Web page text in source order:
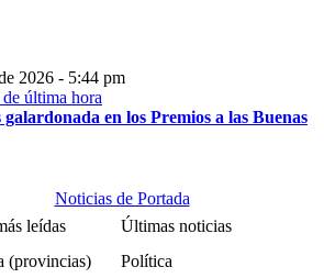
2026 - 5:44 pm
en los Premios a las Buenas
Noticias de Portada
leídas
Últimas noticias
(provincias)
Política